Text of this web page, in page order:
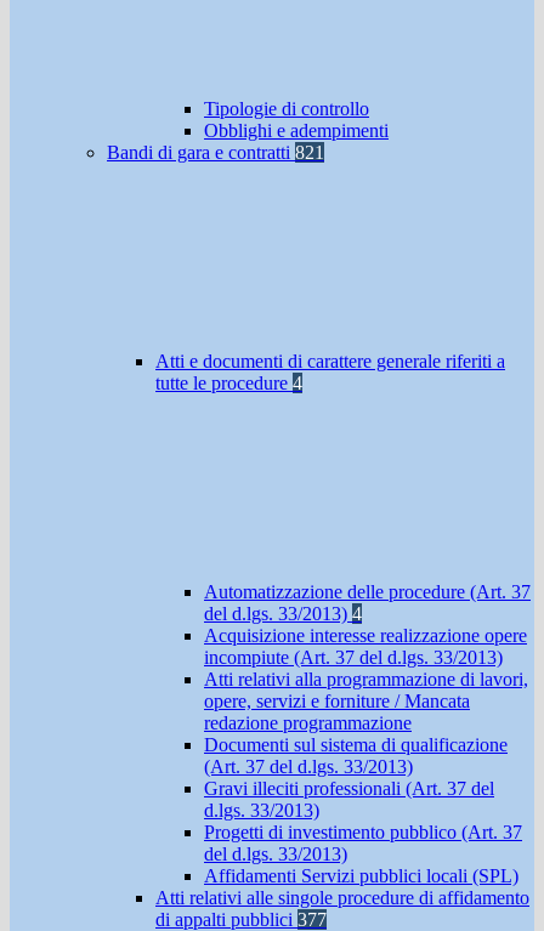
Tipologie di controllo
Obblighi e adempimenti
Bandi di gara e contratti 821
Atti e documenti di carattere generale riferiti a
tutte le procedure 4
Automatizzazione delle procedure (Art. 37
del d.lgs. 33/2013) 4
Acquisizione interesse realizzazione opere
incompiute (Art. 37 del d.lgs. 33/2013)
Atti relativi alla programmazione di lavori,
opere, servizi e forniture / Mancata
redazione programmazione
Documenti sul sistema di qualificazione
(Art. 37 del d.lgs. 33/2013)
Gravi illeciti professionali (Art. 37 del
d.lgs. 33/2013)
Progetti di investimento pubblico (Art. 37
del d.lgs. 33/2013)
Affidamenti Servizi pubblici locali (SPL)
Atti relativi alle singole procedure di affidamento
di appalti pubblici 377